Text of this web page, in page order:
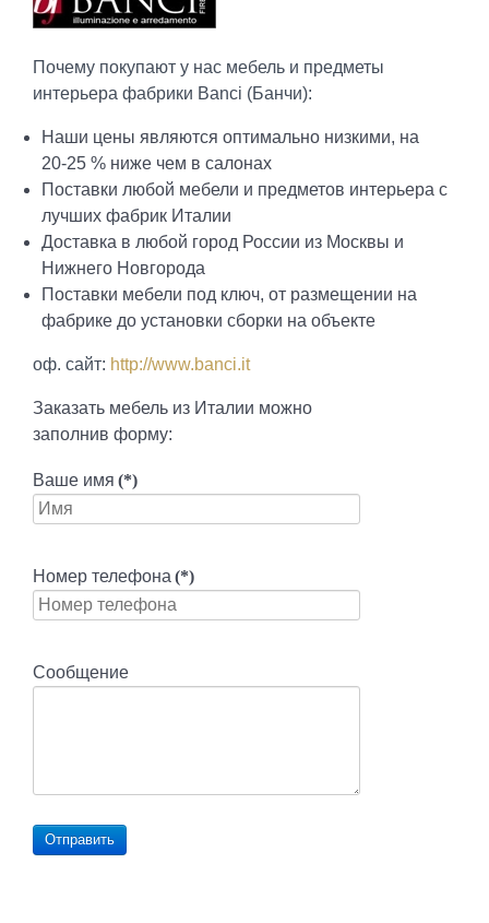
Почему покупают у нас мебель и предметы
интерьера фабрики Banci (Банчи):
Наши цены являются оптимально низкими, на
20-25 % ниже чем в салонах
Поставки любой мебели и предметов интерьера с
лучших фабрик Италии
Доставка в любой город России из Москвы и
Нижнего Новгорода
Поставки мебели под ключ, от размещении на
фабрике до установки сборки на объекте
оф. сайт: http://www.banci.it
Заказать мебель из Италии можно
заполнив форму:
Ваше имя (*)
Номер телефона (*)
Сообщение
Отправить